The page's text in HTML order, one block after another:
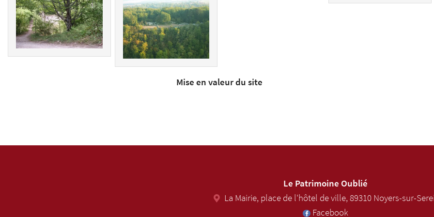
Mise en valeur du site
Le Patrimoine Oublié
La Mairie, place de l'hôtel de ville,89310 Noyers-sur-
Facebook